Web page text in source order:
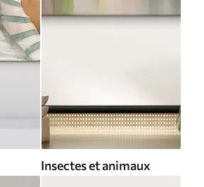
Insectes et animaux